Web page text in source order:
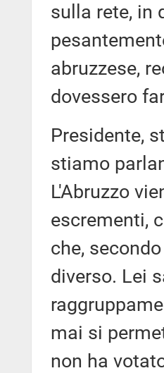
sulla rete, in
abruzzese,
dovessero
Presidente,
stiamo
L'Abruzzo
escrementi,
che,
diverso. Lei
mai si
non ha